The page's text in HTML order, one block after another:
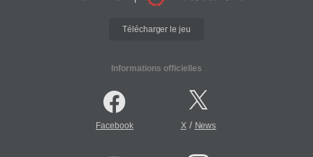
Télécharger le jeu
Informations officielles
Facebook X/ News